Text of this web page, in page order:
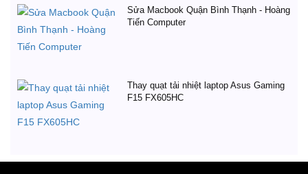
Sửa Macbook Quận Bình Thạnh - Hoàng
Tiến Computer
Thay quạt tải nhiệt laptop Asus Gaming
F15 FX605HC